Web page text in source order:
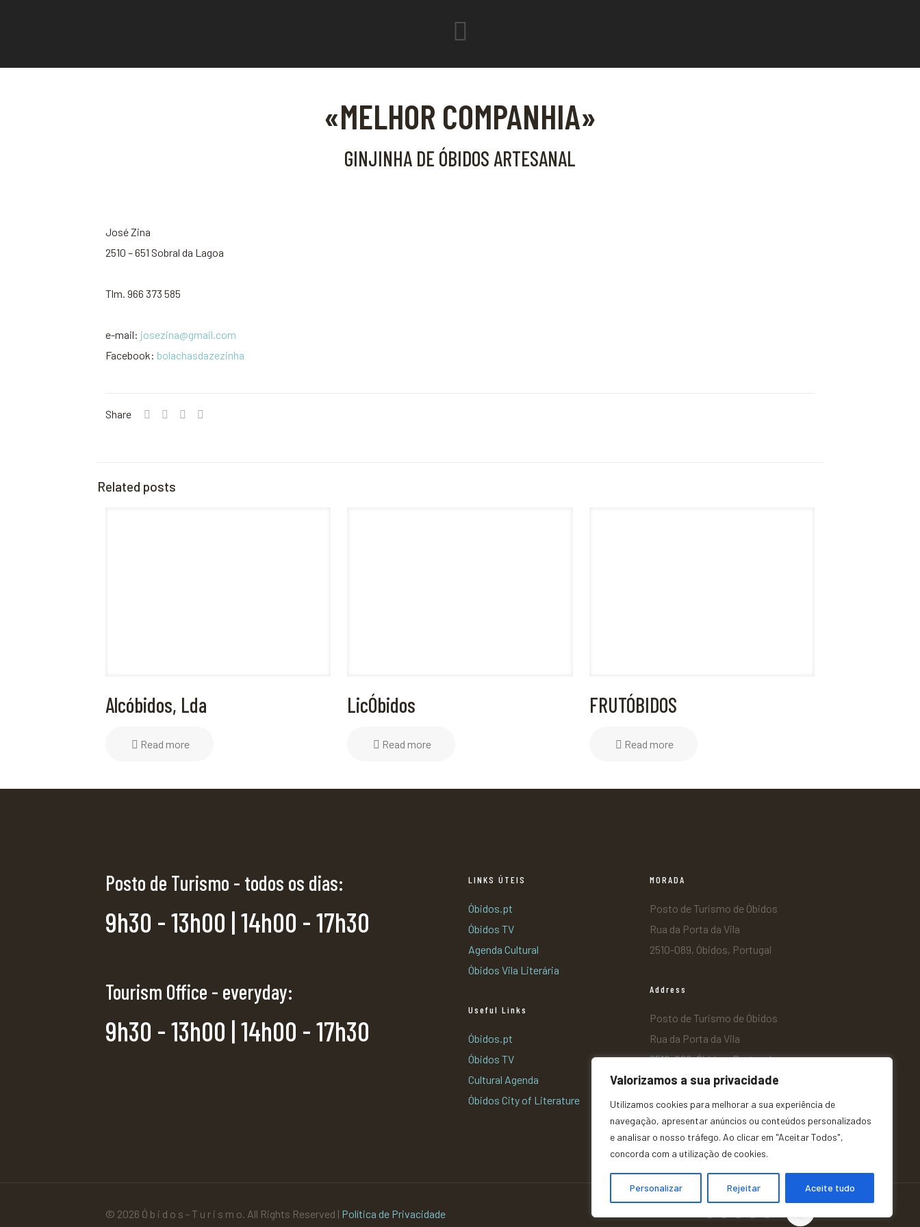
Valorizamos a sua privacidade
Utilizamos cookies para melhorar a sua experiência de
navegação, apresentar anúncios ou conteúdos personalizados
e analisar o nosso tráfego. Ao clicar em "Aceitar Todos",
concorda com a utilização de cookies.
Personalizar Rejeitar Aceite tudo
«MELHOR COMPANHIA»
GINJINHA DE ÓBIDOS ARTESANAL
José Zina
2510 – 651 Sobral da Lagoa
Tlm. 966 373 585
e-mail: josezina@gmail.com
Facebook: bolachasdazezinha
Share
Related posts
Alcóbidos, Lda
Read more
LicÓbidos
Read more
FRUTÓBIDOS
Read more
Posto de Turismo - todos os dias:
9h30 - 13h00 | 14h00 - 17h30
Tourism Office - everyday:
9h30 - 13h00 | 14h00 - 17h30
LINKS ÚTEIS
Óbidos.pt
Óbidos TV
Agenda Cultural
Óbidos Vila Literária
Useful Links
Óbidos.pt
Óbidos TV
Cultural Agenda
Óbidos City of Literature
MORADA
Posto de Turismo de Óbidos
Rua da Porta da Vila
2510-089, Óbidos, Portugal
Address
Posto de Turismo de Óbidos
Rua da Porta da Vila
2510-089, Óbidos, Portugal
© 2026 Ó b i d o s - T u r i s m o. All Rights Reserved | Política de Privacidade